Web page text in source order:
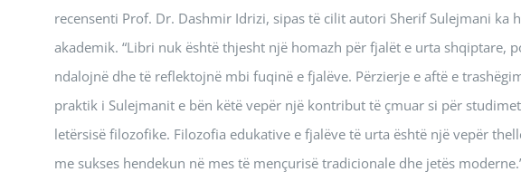
recensenti Prof. Dr. Dashmir Idrizi, sipas të cilit autori Sherif Sulejmani
akademik. “Libri nuk është thjesht një homazh për fjalët e urta shqiptare,
ndalojnë dhe të reflektojnë mbi fuqinë e fjalëve. Përzierje e aftë e
praktik i Sulejmanit e bën këtë vepër një kontribut të çmuar si për
letërsisë filozofike. Filozofia edukative e fjalëve të urta është një vepër
me sukses hendekun në mes të mençurisë tradicionale dhe jetës